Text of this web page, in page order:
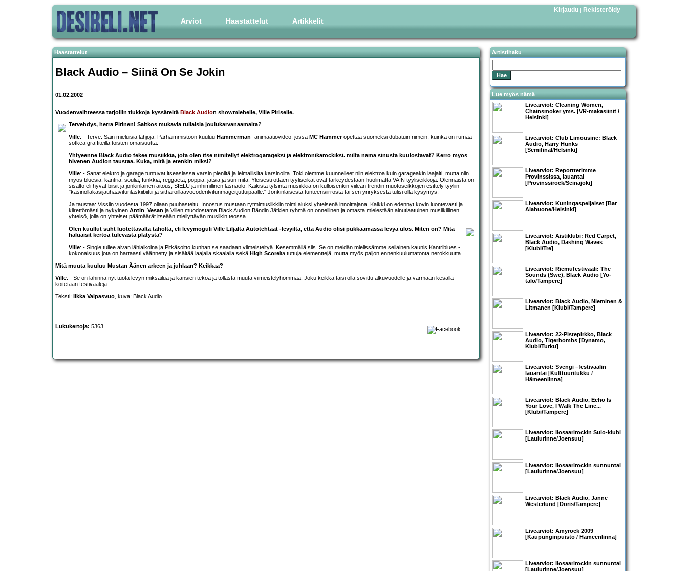
Arviot Haastattelut Artikkelit
Kirjaudu | Rekisteröidy
Haastattelut
Black Audio – Siinä On Se Jokin
01.02.2002
Vuodenvaihteessa tarjoilin tiukkoja kyssäreitä Black Audion showmiehelle, Ville Piriselle.
Tervehdys, herra Pirinen! Saitkos mukavia tuliaisia joulukarvanaamalta?
Ville: - Terve. Sain mieluisia lahjoja. Parhaimmistoon kuuluu Hammerman -animaatiovideo, jossa MC Hammeropettaa suomeksi dubatuin riimein, kuinka on rumaa
sotkea graffiteilla toisten omaisuutta.
Yhtyeenne Black Audio tekee musiikkia, jota olen itse nimitellyt elektrogarageksi ja elektronikarockiksi. miltä nämä sinusta kuulostavat? Kerro myös
hivenen Audion taustaa. Kuka, mitä ja etenkin miksi?
Ville: - Sanat elektro ja garage tuntuvat itseasiassa varsin pieniltä ja leimallisilta karsinoilta. Toki olemme kuunnelleet niin elektroa kuin garageakin laajalti, mutta niin
myös bluesia, kantria, soulia, funkkia, reggaeta, poppia, jatsia ja sun mitä. Yleisesti ottaen tyyliseikat ovat tärkeydestään huolimatta VAIN tyyliseikkoja. Olennaista on
sisältö eli hyvät biisit ja jonkinlainen aitous, SIELU ja inhimillinen läsnäolo. Kaikista tylsintä musiikkia on kulloisenkin viileän trendin muotoseikkojen esittely tyyliin
"kasinollakasijauhaavitunläskiibiittii ja sithäröilläävocoderilvitunmageitjuttuipäälle." Jonkinlaisesta tunteensiirrosta tai sen yriryksestä tulisi olla kysymys.
Ja taustaa: Vissiin vuodesta 1997 ollaan puuhasteltu. Innostus mustaan rytmimusiikkiin toimi aluksi yhteisenä innoittajana. Kaikki on edennyt kovin luontevasti ja
kiirettömästi ja nykyinen Antin, Vesan ja Villen muodostama Black Audion Bändin Jätkien ryhmä on onnellinen ja omasta mielestään ainutlaatuinen musiikillinen
yhteisö, jolla on yhteiset päämäärät itseään miellyttävän musiikin teossa.
Olen kuullut suht luotettavalta taholta, eli levymoguli Ville Liljalta Autotehtaat -levyiltä, että Audio olisi pukkaamassa levyä ulos. Miten on? Mitä
haluaisit kertoa tulevasta plätystä?
Ville: - Single tullee aivan lähiaikoina ja Pitkäsoitto kunhan se saadaan viimeisteltyä. Kesemmällä siis. Se on meidän mielissämme sellainen kaunis Kantriblues -
kokonaisuus jota on hartaasti väännetty ja sisältää laajalla skaalalla sekä High Scorelta tuttuja elementtejä, mutta myös paljon ennenkuulumatonta nerokkuutta.
Mitä muuta kuuluu Mustan Äänen arkeen ja juhlaan? Keikkaa?
Ville: - Se on lähinnä nyt tuota levyn miksailua ja kansien tekoa ja tollasta muuta viimeistelyhommaa. Joku keikka taisi olla sovittu alkuvuodelle ja varmaan kesällä
koitetaan festivaaleja.
Teksti:
Ilkka Valpasvuo, kuva: Black Audio
Lukukertoja: 5363
Artistihaku
Lue myös nämä
Livearviot: Cleaning Women,
Chainsmokeryms. [VR-makasiinit /
Helsinki]
Livearviot: Club Limousine: Black
Audio, Harry Hunks
[Semifinal/Helsinki]
Livearviot: Reportterimme
Provinssissa, lauantai
[Provinssirock/Seinäjoki]
Livearviot: Kuningaspeijaiset [Bar
Alahuone/Helsinki]
Livearviot: Aistiklubi: Red Carpet,
Black Audio, Dashing Waves
[Klubi/Tre]
Livearviot: Riemufestivaali: The
Sounds (Swe), Black Audio [Yo-
talo/Tampere]
Livearviot: Black Audio, Nieminen &
Litmanen [Klubi/Tampere]
Livearviot: 22-Pistepirkko, Black
Audio, Tigerbombs [Dynamo,
Klubi/Turku]
Livearviot: Svengi –festivaalin
lauantai [Kulttuuritukku /
Hämeenlinna]
Livearviot: Black Audio, Echo Is
Your Love, I Walk The Line...
[Klubi/Tampere]
Livearviot: Ilosaarirockin Sulo-klubi
[Laulurinne/Joensuu]
Livearviot:
Ilosaarirockin sunnuntai
[Laulurinne/Joensuu]
Livearviot: Black Audio, Janne
Westerlund [Doris/Tampere]
Livearviot: Ämyrock 2009
[Kaupunginpuisto / Hämeenlinna]
Livearviot:
Ilosaarirockin sunnuntai
[Laulurinne/Joensuu]